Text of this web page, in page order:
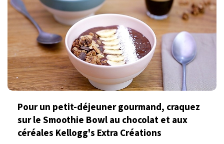
Pour un petit-déjeuner gourmand, craquez
sur le Smoothie Bowl au chocolat et aux
céréales Kellogg's Extra Créations